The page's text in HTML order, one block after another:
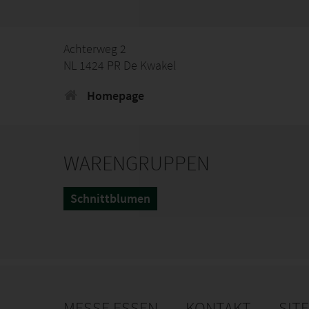
Achterweg 2
NL 1424 PR De Kwakel
Homepage
WARENGRUPPEN
Schnittblumen